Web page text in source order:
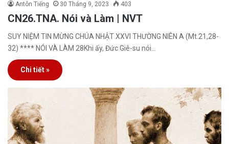
Antôn Tiếng 30 Tháng 9, 2023 403
CN26.TNA. Nói và Làm | NVT
SUY NIỆM TIN MỪNG CHÚA NHẬT XXVI THƯỜNG NIÊN A (Mt.21,28-
32) **** NÓI VÀ LÀM 28Khi ấy, Đức Giê-su nói…
Chi tiết »